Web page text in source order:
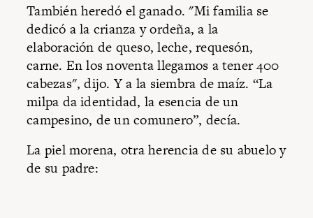
También heredó el ganado. "Mi familia se
dedicó a la crianza y ordeña, a la
elaboración de queso, leche, requesón,
carne. En los noventa llegamos a tener 400
cabezas", dijo. Y a la siembra de maíz. “La
milpa da identidad, la esencia de un
campesino, de un comunero”, decía.
La piel morena, otra herencia de su abuelo y
de su padre: